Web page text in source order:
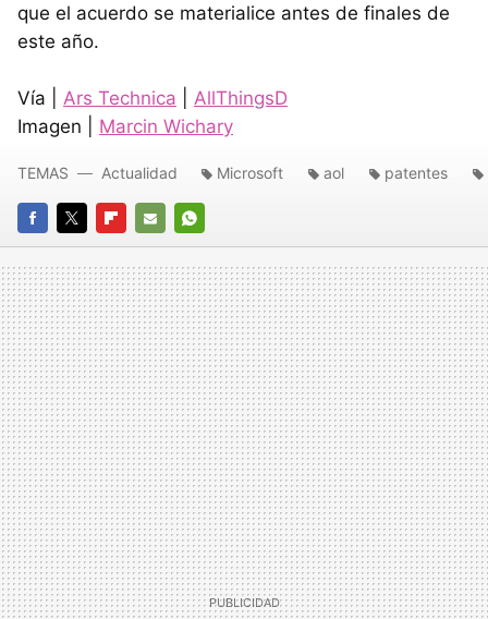
que el acuerdo se materialice antes de finales de
este año.
Vía | Ars Technica
AllThingsD
Imagen | Marcin Wichary
FACEBOOK
TWITTERFLIPBOARD
E-
MAIL
WHATSAPP
TEMAS Actualidad Microsoft aol patentes